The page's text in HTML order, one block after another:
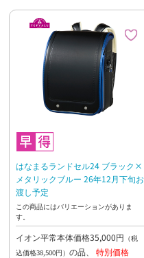
はなまるランドセル24 ブラック×
メタリックブルー 26年12月下旬お
渡し予定
この商品にはバリエーションがありま
す。
イオン平常本体価格35,000円 （税
込価格38,500円） の品、 特別価格